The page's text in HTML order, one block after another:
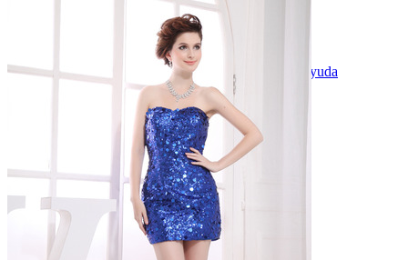
|Identificarse & Registrarse Obtener la contraseña Ayuda
Vestidos de novia
Vestido de novia liquidación y venta
Vestidos de novia vendimia